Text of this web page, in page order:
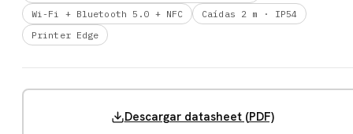
Wi-Fi + Bluetooth 5.0 + NFC
Caídas 2 m · IP54
Printer Edge
Descargar datasheet (PDF)